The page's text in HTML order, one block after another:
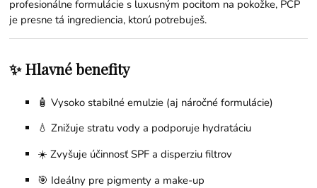
profesionálne formulácie s luxusným pocitom na pokožke, PCP
je presne tá ingrediencia, ktorú potrebuješ.
✨ Hlavné benefity
🧴 Vysoko stabilné emulzie (aj náročné formulácie)
💧 Znižuje stratu vody a podporuje hydratáciu
☀️ Zvyšuje účinnosť SPF a disperziu filtrov
🎯 Ideálny pre pigmenty a make-up